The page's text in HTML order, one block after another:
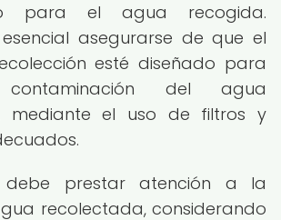
para el agua recogida.
esencial asegurarse de que el
esté diseñado para
del agua
mediante el uso de filtros y
debe prestar atención a la
recolectada, considerando